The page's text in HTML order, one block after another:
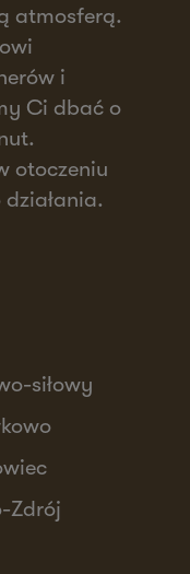
atmosferą.
i
Ci dbać o
otoczeniu
siłowy
Zdrój